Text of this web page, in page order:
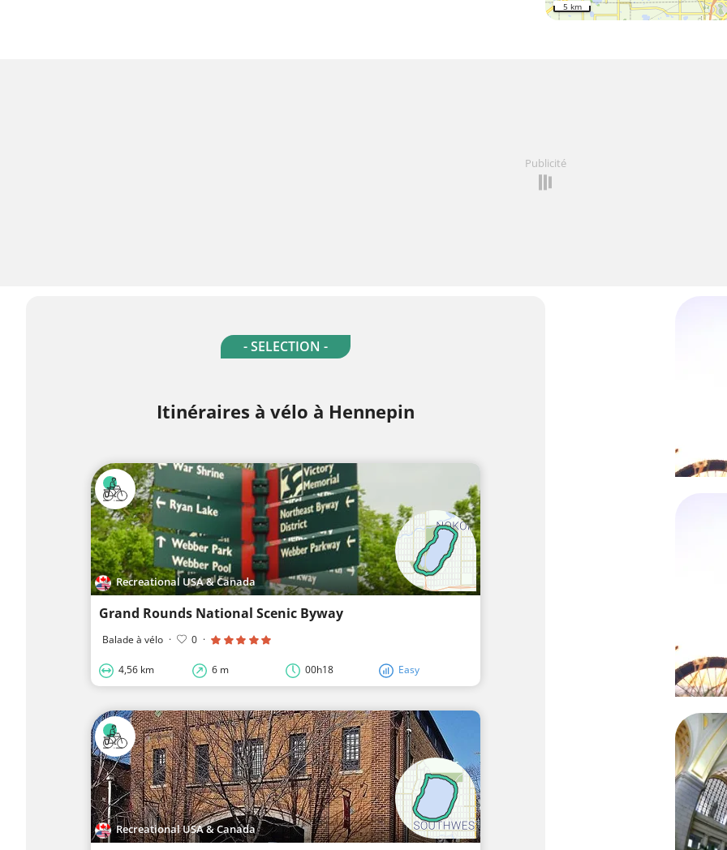
5 km
Publicité
- SELECTION -
Itinéraires à vélo à Hennepin
Recreational USA & Canada
Grand Rounds National Scenic Byway
Balade à vélo · 0 ·
4,56 km 6 m 00h18 Easy
Recreational USA & Canada